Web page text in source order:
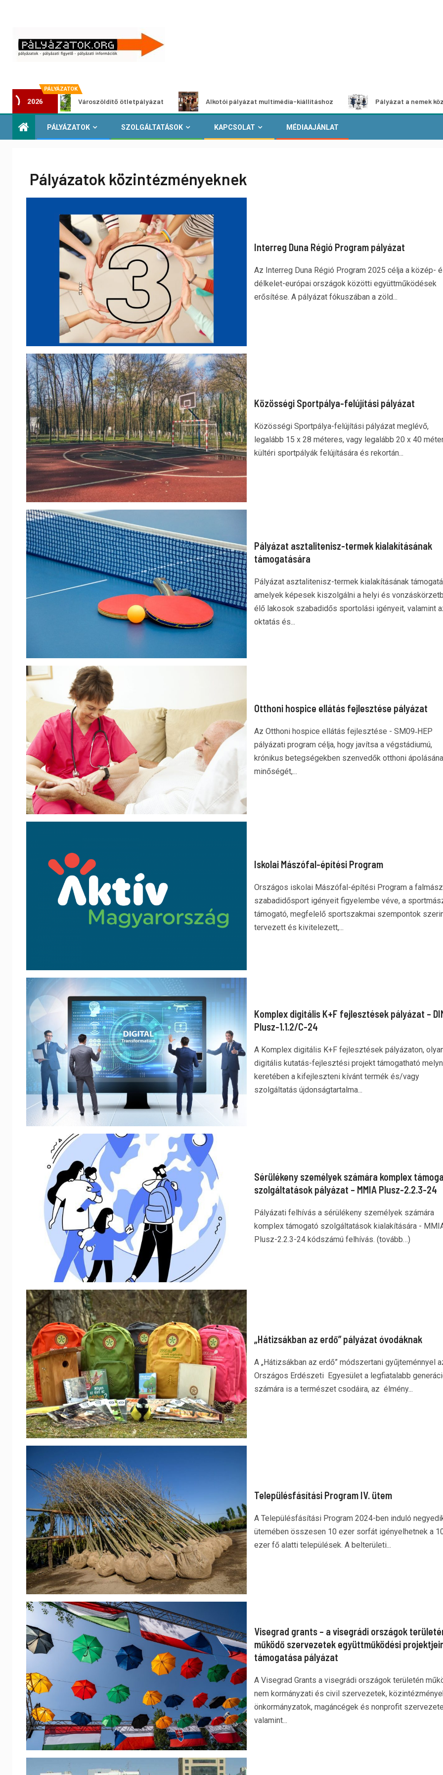
PÁLYÁZATOK
2026
Városzöldítő ötletpályázat Alkotói pályázat multimédia-kiállításhoz Pályázat a nemek közötti egyenlőség
PÁLYÁZATOK SZOLGÁLTATÁSOK KAPCSOLAT MÉDIAAJÁNLAT
Pályázatok közintézményeknek
Interreg Duna Régió Program pályázat
Az Interreg Duna Régió Program 2025 célja a közép-
délkelet-európai országok közötti együttműködések
erősítése. A pályázat fókuszában a zöld...
Közösségi Sportpálya-felújítási pályázat
Közösségi Sportpálya-felújítási pályázat meglévő,
legalább 15 x 28 méteres, vagy legalább 20 x 40
kültéri sportpályák felújítására és rekortán...
Pályázat asztalitenisz-termek kialakításának
támogatására
Pályázat asztalitenisz-termek kialakításának
amelyek képesek kiszolgálni a helyi és
élő lakosok szabadidős sportolási igényeit, valamint
oktatás és...
Otthoni hospice ellátás fejlesztése pályázat
Az Otthoni hospice ellátás fejlesztése - SM09‑HEP
pályázati program célja, hogy javítsa a végstádiumú,
krónikus betegségekben szenvedők otthoni
minőségét,...
Iskolai Mászófal-építési Program
Országos iskolai Mászófal-építési Program a
szabadidősport igényeit figyelembe véve, a
támogató, megfelelő sportszakmai szempontok
tervezett és kivitelezett,...
Komplex digitális K+F fejlesztések pályázat –
Plusz-1.1.2/C-24
A Komplex digitális K+F fejlesztések pályázaton,
digitális kutatás-fejlesztési projekt támogatható
keretében a kifejleszteni kívánt termék és/vagy
szolgáltatás újdonságtartalma...
Sérülékeny személyek számára komplex
szolgáltatások pályázat – MMIA Plusz-2.2.3-24
Pályázati felhívás a sérülékeny személyek számára
komplex támogató szolgáltatások kialakítására -
Plusz-2.2.3-24 kódszámú felhívás. (tovább…)
„Hátizsákban az erdő” pályázat óvodáknak
A „Hátizsákban az erdő” módszertani gyűjteménnyel
Országos Erdészeti Egyesület a legfiatalabb
számára is a természet csodáira, az élmény...
Településfásítási Program IV. ütem
A Településfásítási Program 2024-ben induló
ütemében összesen 10 ezer sorfát igényelhetnek a
ezer fő alatti települések. A belterületi...
Visegrad grants – a visegrádi országok
működő szervezetek együttműködési
támogatása pályázat
A Visegrad Grants a visegrádi országok területén
nem kormányzati és civil szervezetek,
önkormányzatok, magáncégek és nonprofit
valamint...